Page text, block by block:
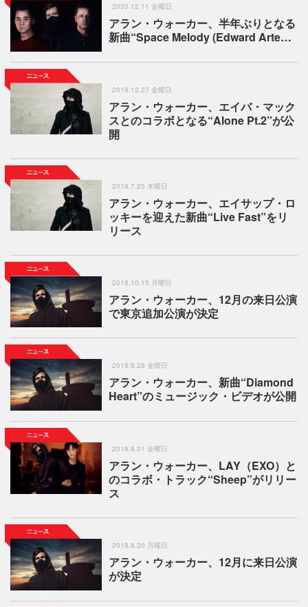
2020.12.11 金曜日
アラン・ウォーカー、半年ぶりとなる
新曲“Space Melody (Edward Arte…
2019.12.27 金曜日
アラン・ウォーカー、エイバ・マック
スとのコラボとなる“Alone Pt.2”が公
開
2019.7.25 木曜日
アラン・ウォーカー、エイサップ・ロ
ッキーを迎えた新曲“Live Fast”をリ
リース
2018.10.15 月曜日
アラン・ウォーカー、12月の来日公演
で東京追加公演が決定
2018.9.28 金曜日
アラン・ウォーカー、新曲“Diamond
Heart”のミュージック・ビデオが公開
2018.8.31 金曜日
アラン・ウォーカー、LAY（EXO）と
のコラボ・トラック“Sheep”がリリー
ス
2018.8.20 月曜日
アラン・ウォーカー、12月に来日公演
が決定